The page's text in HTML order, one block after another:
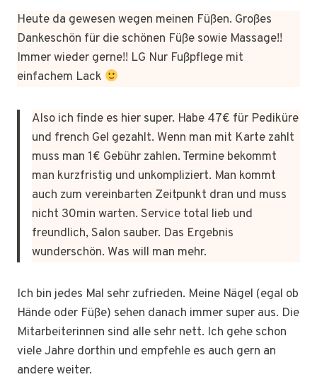
Heute da gewesen wegen meinen Füßen. Großes
Dankeschön für die schönen Füße sowie Massage!!
Immer wieder gerne!! LG Nur Fußpflege mit
einfachem Lack
Also ich finde es hier super. Habe 47€ für Pediküre
und french Gel gezahlt. Wenn man mit Karte zahlt
muss man 1€ Gebühr zahlen. Termine bekommt
man kurzfristig und unkompliziert. Man kommt
auch zum vereinbarten Zeitpunkt dran und muss
nicht 30min warten. Service total lieb und
freundlich, Salon sauber. Das Ergebnis
wunderschön. Was will man mehr.
Ich bin jedes Mal sehr zufrieden. Meine Nägel (egal ob
Hände oder Füße) sehen danach immer super aus. Die
Mitarbeiterinnen sind alle sehr nett. Ich gehe schon
viele Jahre dorthin und empfehle es auch gern an
andere weiter.